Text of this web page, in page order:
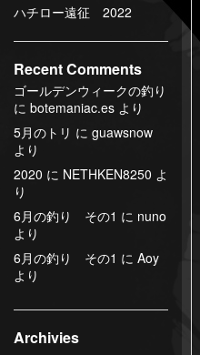
ハチロー遠征 2022
Recent Comments
ゴールデンウィークの釣り
に botemaniac.es より
5月のトリ に guawsnow
より
2020 に NETHKEN8250 よ
り
6月の釣り その1 に nuno
より
6月の釣り その1 に Aoy
より
Archivies